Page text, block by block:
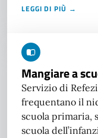
LEGGI DI PIÙ →
Mangiare a
Servizio di
frequentano il
scuola primaria,
scuola